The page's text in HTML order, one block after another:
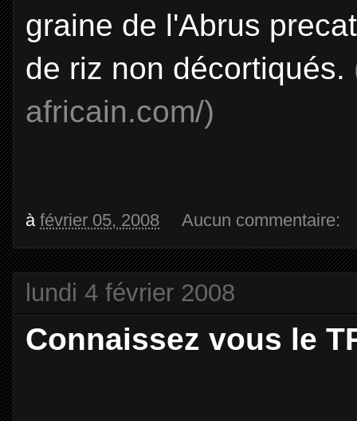
graine de l'Abrus
de riz non décortiqués.
africain.com/)
à février 05, 2008 Aucun commentaire:
lundi 4 février 2008
Connaissez vous le